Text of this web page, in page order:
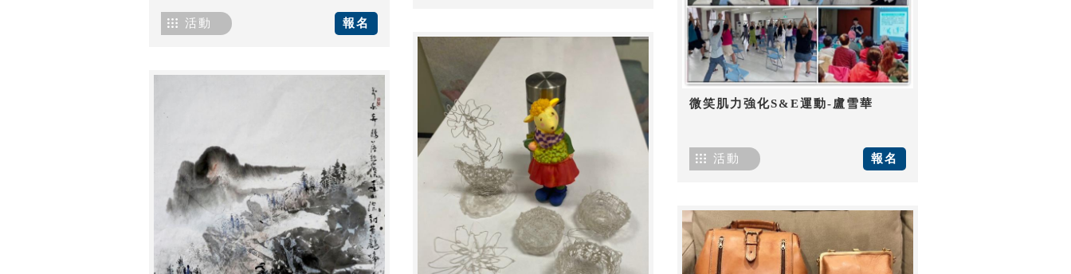
報名
活動
微笑肌力強化S&E運動-盧雪華
報名
活動